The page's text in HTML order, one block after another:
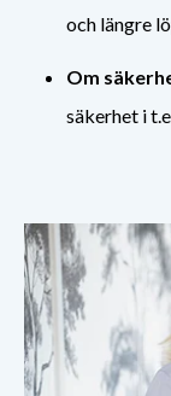
och längre
Om
säkerhet i